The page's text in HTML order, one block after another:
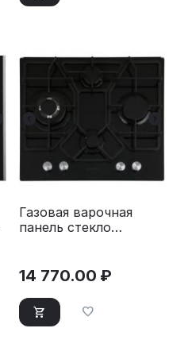
Газовая варочная
панель стекло
14 770.00 ₽